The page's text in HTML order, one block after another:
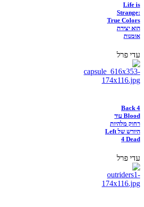
Life is
Strange:
True Colors
הוא יצירת
אומנות
עדי פרל
Back 4
Blood עוד
רחוק מלהיות
היורש של Left
4 Dead
עדי פרל